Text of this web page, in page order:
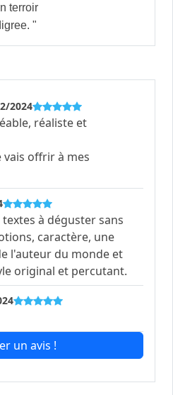
terroir
"
2024
réaliste et
vais offrir à mes
à déguster sans
caractère, une
l'auteur du monde et
original et percutant.
un avis !